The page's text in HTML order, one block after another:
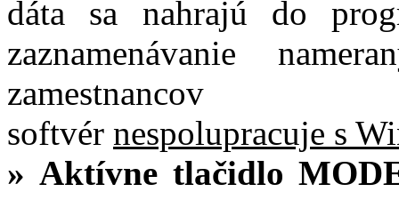
dáta sa nahrajú do
zaznamenávanie
zamestnancov
softvér nespolupracuje s
» Aktívne tlačidlo